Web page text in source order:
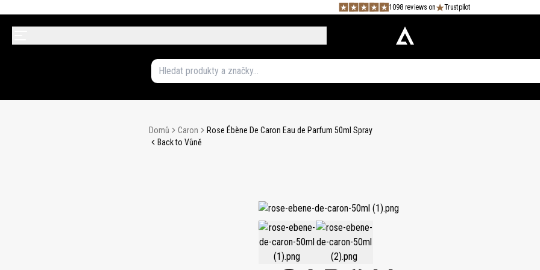
1098 reviews on Trustpilot
Domů Caron
Rose Ébène De Caron Eau de Parfum 50ml Spray
Back to Vůně